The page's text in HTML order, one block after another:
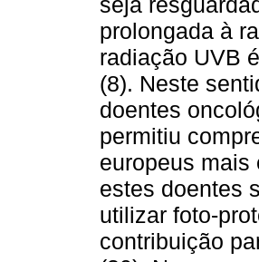
prolongada à
radiação UVB
(8). Neste
doentes
permitiu
europeus mais
estes doentes
utilizar foto-
contribuição